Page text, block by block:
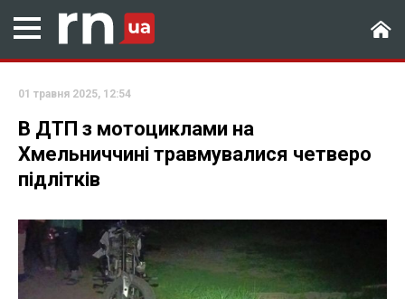
01 травня 2025, 12:54
В ДТП з мотоциклами на
Хмельниччині травмувалися четверо
підлітків